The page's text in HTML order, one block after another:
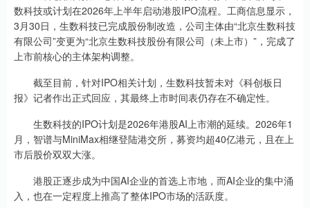
数科技或计划在2026年上半年启动港股IPO流程。工商信息显示，
3月30日，生数科技已完成股份制改造，公司主体由“北京生数科技
有限公司”变更为“北京生数科技股份有限公司（未上市）”，完成了
上市前核心的主体架构调整。
截至目前，针对IPO相关计划，生数科技暂未对《科创板日
报》记者作出正式回应，其最终上市时间表仍存在不确定性。
生数科技的IPO计划是2026年港股AI上市潮的延续。2026年1
月，智谱与MiniMax相继登陆港交所，募资均超40亿港元，且在上
市后股价双双大涨。
港股正逐步成为中国AI企业的首选上市地，而AI企业的集中涌
入，也在一定程度上推高了整体IPO市场的活跃度。